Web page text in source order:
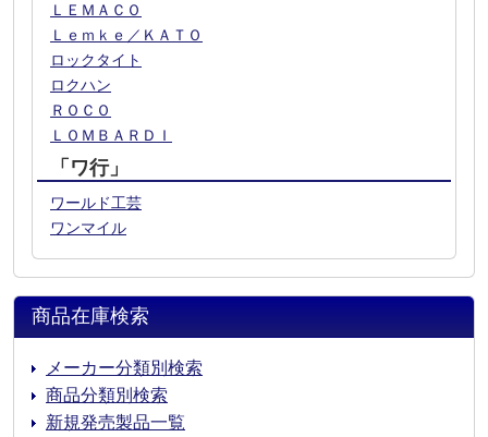
ＬＥＭＡＣＯ
Ｌｅｍｋｅ／ＫＡＴＯ
ロックタイト
ロクハン
ＲＯＣＯ
ＬＯＭＢＡＲＤＩ
「ワ行」
ワールド工芸
ワンマイル
商品在庫検索
メーカー分類別検索
商品分類別検索
新規発売製品一覧